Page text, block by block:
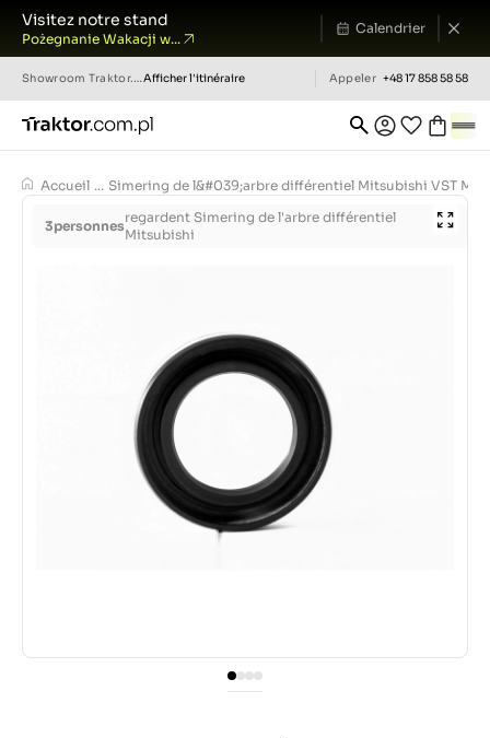
Visitez notre stand
Pożegnanie Wakacji w...
Calendrier
Showroom Traktor.com.pl Afficher l'itinéraire Appeler +48 17 858 58 58
Accueil ... Simering de l&#039;arbre différentiel Mitsubishi VST
3personnes
regardent Simering de l'arbre différentiel
Mitsubishi